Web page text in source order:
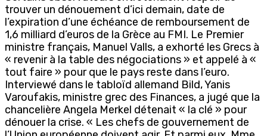
trouver un dénouement d’ici demain, date de
l’expiration d’une échéance de remboursement de
1,6 milliard d’euros de la Grèce au FMI. Le Premier
ministre français, Manuel Valls, a exhorté les Grecs à
« revenir à la table des négociations » et appelé à «
tout faire » pour que le pays reste dans l’euro.
Interviewé dans le tabloïd allemand Bild, Yanis
Varoufakis, ministre grec des Finances, a jugé que la
chancelière Angela Merkel détenait « la clé » pour
dénouer la crise. « Les chefs de gouvernement de